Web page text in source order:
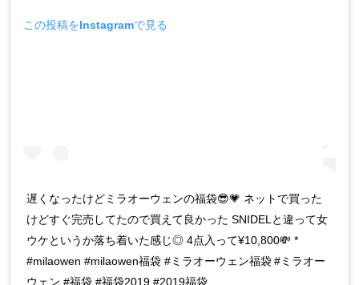
この投稿をInstagramで見る
遅くなったけどミラオーウェンの福袋😎💗 ネットで買った
けどすぐ完売してたので買えて良かった SNIDELと違って女
ウケというか落ち着いた感じ◎ 4点入って¥10,800💸 *
#milaowen #milaowen福袋 #ミラオーウェン福袋 #ミラオー
ウェン #福袋 #福袋2019 #2019福袋